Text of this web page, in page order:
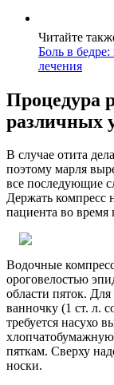
Читайте
Боль в
лечения
Процедура
различных
В случае отита
поэтому марля
все последующие
Держать компресс
пациента во
Водочные
ороговелостью
области пяток.
ванночку (1 ст. л.
требуется насухо
пяткам. Сверху
носки.